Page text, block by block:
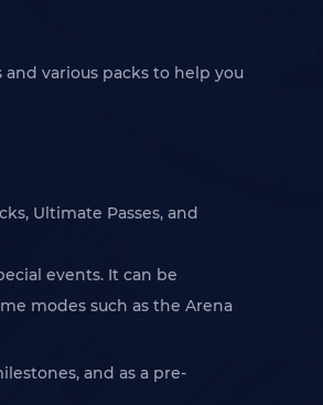
and various packs to help you
Ultimate Passes, and
events. It can be
modes such as the Arena
and as a pre-